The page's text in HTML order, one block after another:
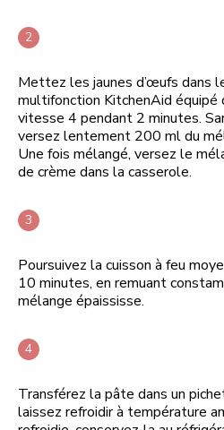
Mettez les jaunes d’œufs dans
multifonction KitchenAid
vitesse 4 pendant 2 minutes.
versez lentement 200 ml du
Une fois mélangé, versez le
de crème dans la casserole.
Poursuivez la cuisson à feu
10 minutes, en remuant
mélange épaississe.
Transférez la pâte dans un
laissez refroidir à température